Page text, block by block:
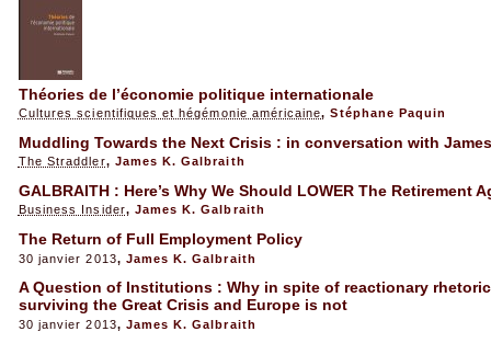
Théories de l’économie politique internationale
Cultures scientifiques et hégémonie américaine,Stéphane Paquin
Muddling Towards the Next Crisis : in conversation with
The Straddler, James K. Galbraith
GALBRAITH : Here’s Why We Should LOWER The Retirement
Business Insider, James K. Galbraith
The Return of Full Employment Policy
30 janvier 2013, James K. Galbraith
A Question of Institutions : Why in spite of reactionary
surviving the Great Crisis and Europe is not
30 janvier 2013, James K. Galbraith